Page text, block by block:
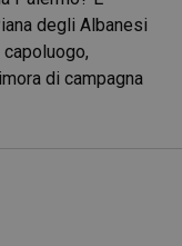
degli Albanesi
di campagna